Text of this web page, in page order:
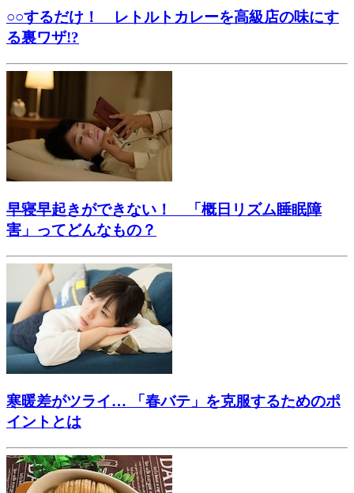
○○するだけ！ レトルトカレーを高級店の味にす
る裏ワザ!?
早寝早起きができない！ 「概日リズム睡眠障
害」ってどんなもの？
寒暖差がツライ… 「春バテ」を克服するためのポ
イントとは